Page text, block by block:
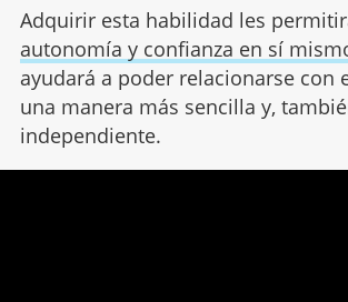
Adquirir esta habilidad les
autonomía y confianza en sí
ayudará a poder relacionarse con
una manera más sencilla y,
independiente.